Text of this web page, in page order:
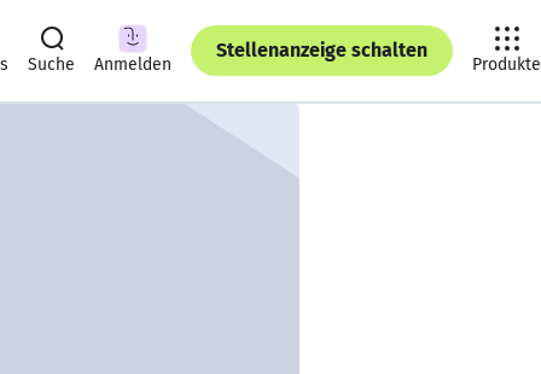
Suche Anmelden
Stellenanzeige schalten
Produkte